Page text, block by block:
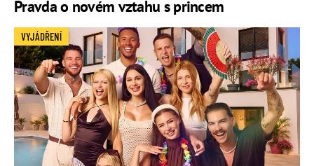
Pravda o novém vztahu s princem
VYJÁDŘENÍ